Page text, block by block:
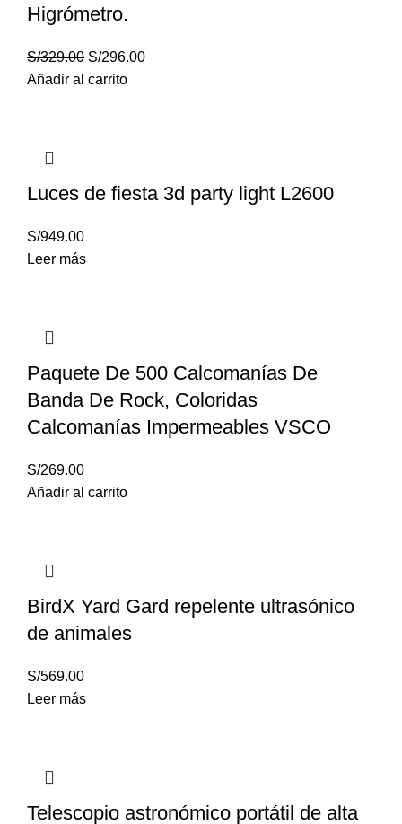
Higrómetro.
S/329.00 S/296.00
Añadir al carrito
Luces de fiesta 3d party light L2600
S/949.00
Leer más
Paquete De 500 Calcomanías De
Banda De Rock, Coloridas
Calcomanías Impermeables VSCO
S/269.00
Añadir al carrito
BirdX Yard Gard repelente ultrasónico
de animales
S/569.00
Leer más
Telescopio astronómico portátil de alta